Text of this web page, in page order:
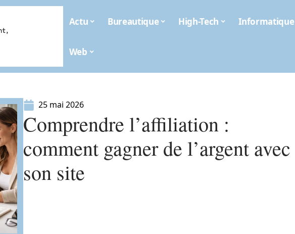
Actu Bureautique High-Tech Informatique
Web
25 mai 2026
Comprendre l’affiliation :
comment gagner de l’argent avec
son site